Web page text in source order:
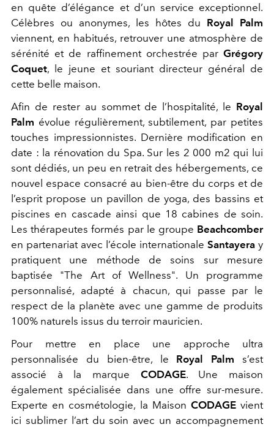
en quête d’élégance et d’un service exceptionnel.
Célèbres ou anonymes, les hôtes du Royal Palm
viennent, en habitués, retrouver une atmosphère de
sérénité et de raffinement orchestrée par Grégory
Coquet, le jeune et souriant directeur général de
cette belle maison.
Afin de rester au sommet de l’hospitalité, le Royal
Palm évolue régulièrement, subtilement, par petites
touches impressionnistes. Dernière modification en
date : la rénovation du Spa. Sur les 2 000 m2 qui lui
sont dédiés, un peu en retrait des hébergements, ce
nouvel espace consacré au bien-être du corps et de
l’esprit propose un pavillon de yoga, des bassins et
piscines en cascade ainsi que 18 cabines de soin.
Les thérapeutes formés par le groupe Beachcomber
en partenariat avec l’école internationale Santayera y
pratiquent une méthode de soins sur mesure
baptisée "The Art of Wellness". Un programme
personnalisé, adapté à chacun, qui passe par le
respect de la planète avec une gamme de produits
100% naturels issus du terroir mauricien.
Pour mettre en place une approche ultra
personnalisée du bien-être, le Royal Palm s’est
associé à la marque CODAGE. Une maison
également spécialisée dans une offre sur-mesure.
Experte en cosmétologie, la Maison CODAGEvient
ici sublimer l’art du soin avec un accompagnement